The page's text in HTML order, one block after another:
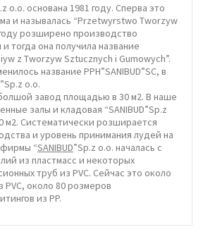
o.o. основана 1981 году. Сперва это
и называлась “Przetwуrstwo Tworzyw
розширено производство
тогда она получила название
z Tworzyw Sztucznych i Gumowych”.
название PPH”SANIBUD”SC, в
”Sp.z o.o.
завод площадью в 30 м2. В наше
залы и кладовая “SANIBUD”Sp.z
м2. Систематически розширается
и уровень принимания лудей на
“SANIBUD”Sp.z o.o. началась с
из пластмасс и некоторых
труб из PVC. Сейчас это около
PVC, около 80 розмеров
из PP.